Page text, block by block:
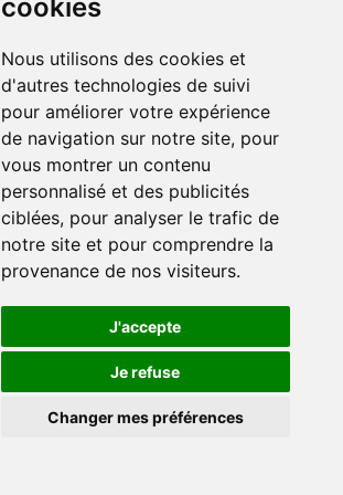
cookies
Nous utilisons des cookies et
d'autres technologies de suivi
pour améliorer votre expérience
de navigation sur notre site, pour
vous montrer un contenu
personnalisé et des publicités
ciblées, pour analyser le trafic de
notre site et pour comprendre la
provenance de nos visiteurs.
J'accepte
Je refuse
Changer mes préférences
information)